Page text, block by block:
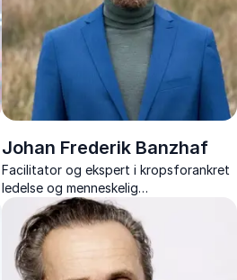
Johan Frederik Banzhaf
Facilitator og ekspert i kropsforankret
ledelse og menneskelig
bæredygtighed.